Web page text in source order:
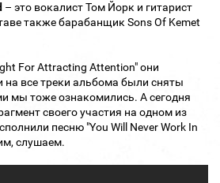
– это вокалист Том Йорк и гитарист
также барабанщик Sons Of Kemet
For Attracting Attention" они
на все треки альбома были сняты
мы тоже ознакомились. А сегодня
своего участия на одном из
песню "You Will Never Work In
слушаем.